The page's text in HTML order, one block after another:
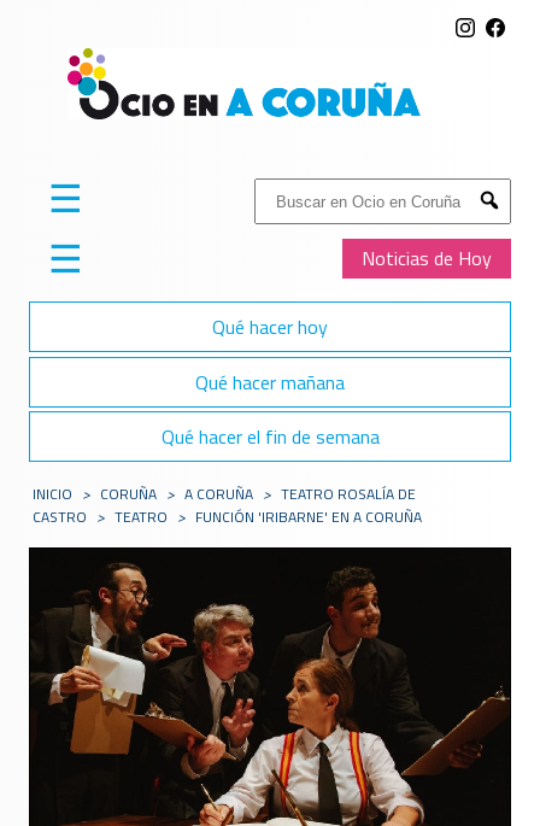
Buscar:
Submit
Noticias de Hoy
☰
☰
Qué hacer hoy
Qué hacer mañana
Qué hacer el fin de semana
INICIO > CORUÑA > A CORUÑA > TEATRO ROSALÍA DE
CASTRO > TEATRO > FUNCIÓN 'IRIBARNE' EN A CORUÑA